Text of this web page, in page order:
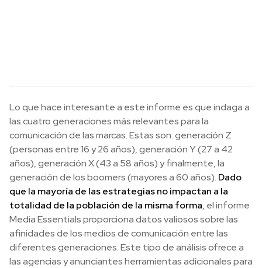
Lo que hace interesante a este informe es que indaga a
las cuatro generaciones más relevantes para la
comunicación de las marcas. Estas son: generación Z
(personas entre 16 y 26 años), generación Y (27 a 42
años), generación X (43 a 58 años) y finalmente, la
generación de los boomers (mayores a 60 años). Dado
que la mayoría de las estrategias no impactan a la
totalidad de la población de la misma forma, el informe
Media Essentials proporciona datos valiosos sobre las
afinidades de los medios de comunicación entre las
diferentes generaciones. Este tipo de análisis ofrece a
las agencias y anunciantes herramientas adicionales para